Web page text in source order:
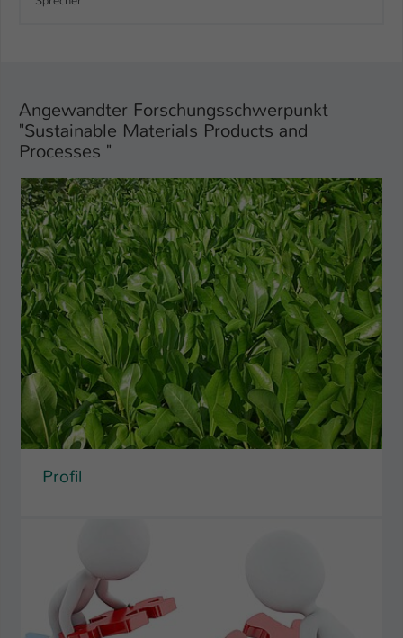
Angewandter Forschungsschwerpunkt
"Sustainable Materials Products and
Processes "
Profil